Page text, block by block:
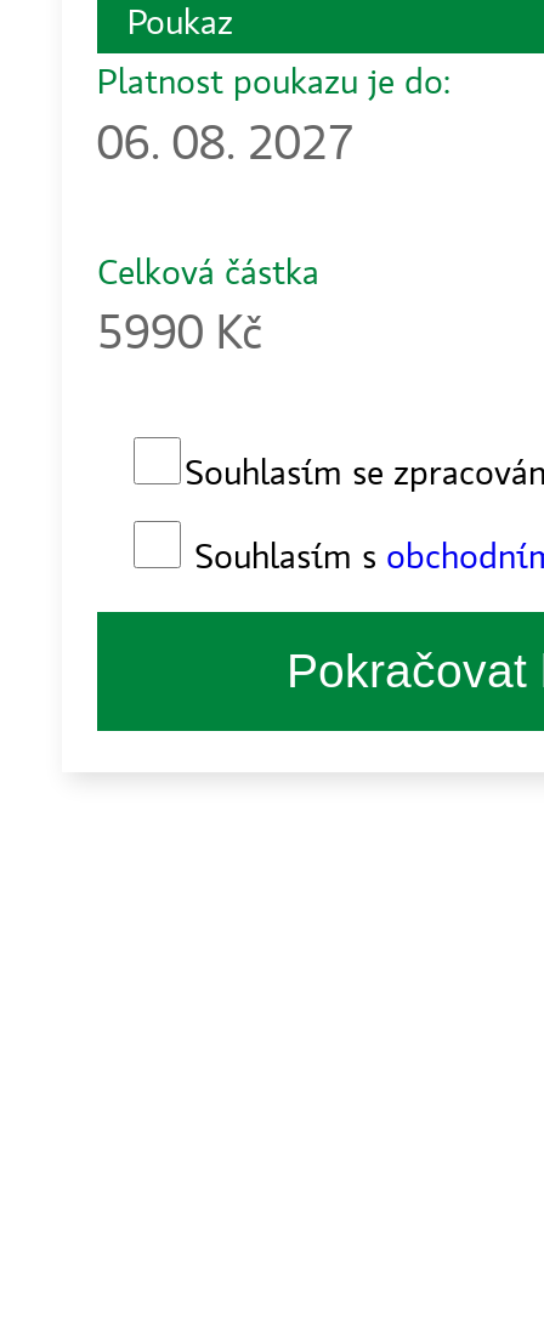
Poukaz
Platnost poukazu je do:
06. 08. 2027
Celková částka
5990 Kč
Souhlasím se
Souhlasím s